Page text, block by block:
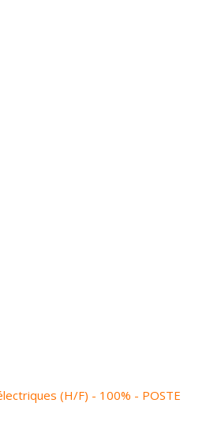
(H/F) - 100% - POSTE